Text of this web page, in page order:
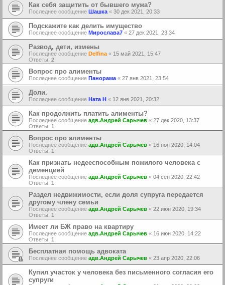
Как себя защитить от бывшего мужа?
Последнее сообщение Шашка « 30 дек 2021, 20:33
Подскажите как делить имущество
Последнее сообщение Мирослава7 « 27 дек 2021, 23:34
Развод, дети, измены
Последнее сообщение Delfina « 15 май 2021, 15:47
Ответы: 2
Вопрос про алименты
Последнее сообщение Панорама « 27 янв 2021, 23:54
Доли.
Последнее сообщение Ната Н « 12 янв 2021, 20:32
Как продолжить платить алименты?
Последнее сообщение адв.Андрей Сарычев « 27 дек 2020, 13:37
Ответы: 1
Вопрос про алименты
Последнее сообщение адв.Андрей Сарычев « 16 ноя 2020, 14:04
Ответы: 1
Как признать недееспособным пожилого человека с
деменцией
Последнее сообщение адв.Андрей Сарычев « 04 сен 2020, 22:42
Ответы: 1
Раздел недвижимости, если доля супруга передается
другому члену семьи
Последнее сообщение адв.Андрей Сарычев « 22 июн 2020, 19:34
Ответы: 1
Имеет ли БЖ право на квартиру
Последнее сообщение адв.Андрей Сарычев « 16 июн 2020, 14:22
Ответы: 1
Бесплатная помощь адвоката
Последнее сообщение адв.Андрей Сарычев « 23 апр 2020, 22:06
Купил участок у человека без письменного согласия его
супруги